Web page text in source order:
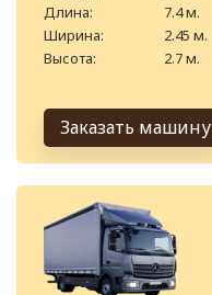
Длина:
7.4 м.
Ширина:
2.45 м.
Высота:
2.7 м.
Заказать машину